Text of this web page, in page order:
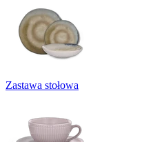
Zastawa stołowa